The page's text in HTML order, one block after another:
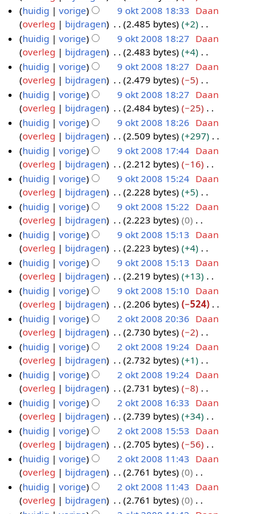
t
t
i
n
g
v
a
t
t
i
n
g
e
n
v
a
t
t
i
n
g
a
m
e
n
v
a
t
t
i
n
g
s
s
a
m
e
n
v
a
t
t
i
n
g
i
n
g
s
s
a
m
e
n
v
a
t
t
i
n
g
r
k
i
n
g
s
s
a
m
e
n
v
a
t
t
i
n
g
w
e
r
k
i
n
g
s
s
a
m
e
n
v
a
t
t
i
n
g
b
e
w
e
r
k
i
n
g
s
s
a
m
e
n
v
a
t
t
i
n
g
e
n
b
e
w
e
r
k
i
n
g
s
s
a
m
e
n
v
a
t
t
i
n
g
o
0
8
G
e
e
n
b
e
w
e
r
k
i
n
g
s
s
a
m
e
n
v
a
t
t
i
n
g
huidig vorige 9 okt 2008 18:33 Daan
overleg
bijdragen 2.485 bytes
+2
G
e
e
n
b
e
w
e
r
k
i
n
g
s
s
a
m
e
n
v
a
t
t
i
n
g
huidig vorige 9 okt 2008 18:27 Daan
overleg
bijdragen 2.483 bytes
+4
G
e
e
n
b
e
w
e
r
k
i
n
g
s
s
a
m
e
n
v
a
t
t
i
n
g
huidig vorige 9 okt 2008 18:27 Daan
overleg
bijdragen 2.479 bytes
−5
G
e
e
n
b
e
w
e
r
k
i
n
g
s
s
a
m
e
n
v
a
t
t
i
n
g
huidig vorige 9 okt 2008 18:27 Daan
overleg
bijdragen 2.484 bytes
−25
G
e
e
n
b
e
w
e
r
k
i
n
g
s
s
a
m
e
n
v
a
t
t
i
n
g
huidig vorige 9 okt 2008 18:26 Daan
overleg
bijdragen 2.509 bytes
+297
G
e
e
n
b
e
w
e
r
k
i
n
g
s
s
a
m
e
n
v
a
t
t
i
n
g
huidig vorige 9 okt 2008 17:44 Daan
overleg
bijdragen 2.212 bytes
−16
G
e
e
n
b
e
w
e
r
k
i
n
g
s
s
a
m
e
n
v
a
t
t
i
n
huidig vorige 9 okt 2008 15:24 Daan
overleg
bijdragen 2.228 bytes
+5
G
e
e
n
b
e
w
e
r
k
i
n
g
s
s
a
m
e
n
v
a
t
t
huidig vorige 9 okt 2008 15:22 Daan
overleg
bijdragen 2.223 bytes
0
G
e
e
n
b
e
w
e
r
k
i
n
g
s
s
a
m
e
n
v
a
huidig vorige 9 okt 2008 15:13 Daan
overleg
bijdragen 2.223 bytes
+4
G
e
e
n
b
e
w
e
r
k
i
n
g
s
s
a
m
e
n
huidig vorige 9 okt 2008 15:13 Daan
overleg
bijdragen 2.219 bytes
+13
G
e
e
n
b
e
w
e
r
k
i
n
g
s
s
a
m
huidig vorige 9 okt 2008 15:10 Daan
overleg
bijdragen 2.206 bytes
−524
G
e
e
n
b
e
w
e
r
k
i
n
g
s
s
o
0
8
huidig vorige 2 okt 2008 20:36 Daan
overleg
bijdragen 2.730 bytes
−2
G
e
e
n
b
e
w
e
r
k
i
n
g
huidig vorige 2 okt 2008 19:24 Daan
overleg
bijdragen 2.732 bytes
+1
G
e
e
n
b
e
w
e
r
k
i
huidig vorige 2 okt 2008 19:24 Daan
overleg
bijdragen 2.731 bytes
−8
G
e
e
n
b
e
w
e
r
huidig vorige 2 okt 2008 16:33 Daan
overleg
bijdragen 2.739 bytes
+34
G
e
e
n
b
e
w
huidig vorige 2 okt 2008 15:53 Daan
overleg
bijdragen 2.705 bytes
−56
G
e
e
n
b
huidig vorige 2 okt 2008 11:43 Daan
overleg
bijdragen 2.761 bytes
0
G
e
huidig vorige 2 okt 2008 11:43 Daan
overleg
bijdragen 2.761 bytes
0